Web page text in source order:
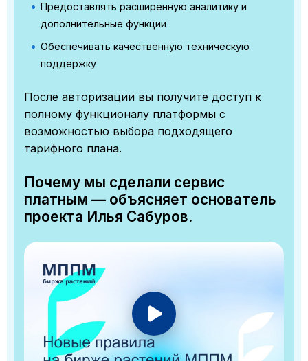
Предоставлять расширенную аналитику и
дополнительные функции
Обеспечивать качественную техническую
поддержку
После авторизации вы получите доступ к
полному функционалу платформы с
возможностью выбора подходящего
тарифного плана.
Почему мы сделали сервис
платным — объясняет основатель
проекта Илья Сабуров.